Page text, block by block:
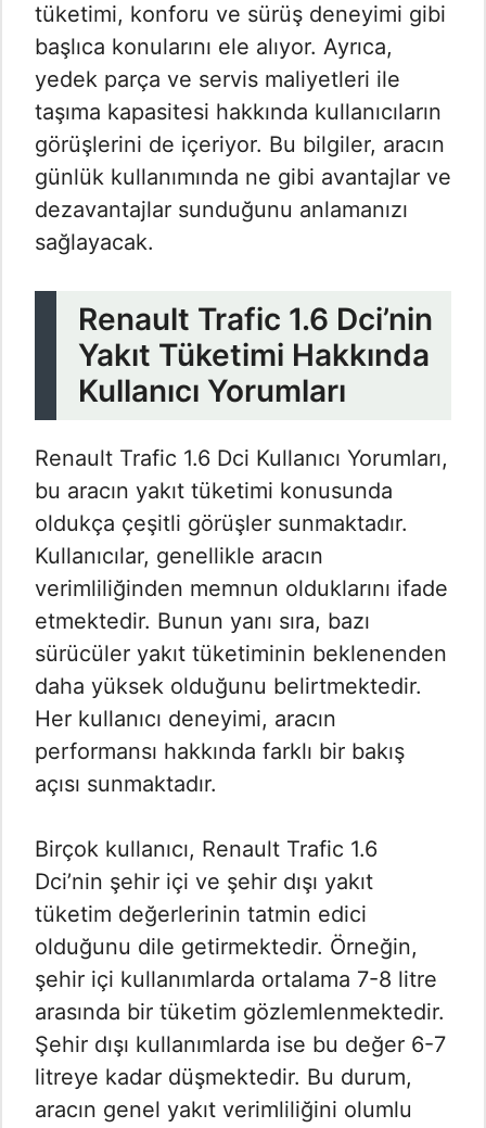
tüketimi, konforu ve sürüş deneyimi gibi
başlıca konularını ele alıyor. Ayrıca,
yedek parça ve servis maliyetleri ile
taşıma kapasitesi hakkında kullanıcıların
görüşlerini de içeriyor. Bu bilgiler, aracın
günlük kullanımında ne gibi avantajlar ve
dezavantajlar sunduğunu anlamanızı
sağlayacak.
Renault Trafic 1.6 Dci’nin
Yakıt Tüketimi Hakkında
Kullanıcı Yorumları
Renault Trafic 1.6 Dci Kullanıcı Yorumları​,
bu aracın yakıt tüketimi konusunda
oldukça çeşitli görüşler sunmaktadır.
Kullanıcılar, genellikle aracın
verimliliğinden memnun olduklarını ifade
etmektedir. Bunun yanı sıra, bazı
sürücüler yakıt tüketiminin beklenenden
daha yüksek olduğunu belirtmektedir.
Her kullanıcı deneyimi, aracın
performansı hakkında farklı bir bakış
açısı sunmaktadır.
Birçok kullanıcı, Renault Trafic 1.6
Dci’nin şehir içi ve şehir dışı yakıt
tüketim değerlerinin tatmin edici
olduğunu dile getirmektedir. Örneğin,
şehir içi kullanımlarda ortalama 7-8 litre
arasında bir tüketim gözlemlenmektedir.
Şehir dışı kullanımlarda ise bu değer 6-7
litreye kadar düşmektedir. Bu durum,
aracın genel yakıt verimliliğini olumlu